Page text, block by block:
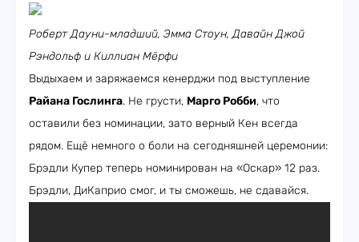
Роберт Дауни-младший, Эмма Стоун, Давайн Джой
Рэндольф и Киллиан Мёрфи
Выдыхаем и заряжаемся кенерджи под выступление
Райана Гослинга. Не грусти, Марго Робби, что
оставили без номинации, зато верный Кен всегда
рядом. Ещё немного о боли на сегодняшней церемонии:
Брэдли Купер теперь номинирован на «Оскар» 12 раз.
Брэдли, ДиКаприо смог, и ты сможешь, не сдавайся.